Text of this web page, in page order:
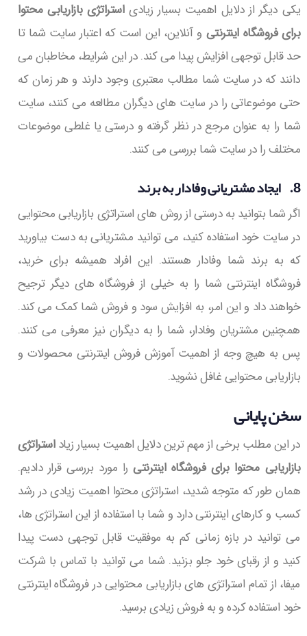
یکی دیگر از دلایل اهمیت بسیار زیادیاستراتژی بازاریابی محتوا
برای فروشگاه اینترنتی و آنلاین، این است که اعتبار سایت شما تا
حد قابل توجهی افزایش پیدا می کند. در این شرایط، مخاطبان می
دانند که در سایت شما مطالب معتبری وجود دارند و هر زمان که
حتی موضوعاتی را در سایت های دیگران مطالعه می کنند، سایت
شما را به عنوان مرجع در نظر گرفته و درستی یا غلطی موضوعات
مختلف را در سایت شما بررسی می کنند.
8. ایجاد مشتریانی وفادار به برند
اگر شما بتوانید به درستی از روش های استراتژی بازاریابی محتوایی
در سایت خود استفاده کنید، می توانید مشتریانی به دست بیاورید
که به برند شما وفادار هستند. این افراد همیشه برای خرید،
فروشگاه اینترنتی شما را به خیلی از فروشگاه های دیگر ترجیح
خواهند داد و این امر، به افزایش سود و فروش شما کمک می کند.
همچنین مشتریان وفادار، شما را به دیگران نیز معرفی می کنند.
پس به هیچ وجه از اهمیت آموزش فروش اینترنتی محصولات و
بازاریابی محتوایی غافل نشوید.
سخن پایانی
در این مطلب برخی از مهم ترین دلایل اهمیت بسیار زیاداستراتژی
بازاریابی محتوا برای فروشگاه اینترنتیرا مورد بررسی قرار دادیم.
همان طور که متوجه شدید، استراتژی محتوا اهمیت زیادی در رشد
کسب و کارهای اینترنتی دارد و شما با استفاده از این استراتژی ها،
می توانید در بازه زمانی کم به موفقیت قابل توجهی دست پیدا
کنید و از رقبای خود جلو بزنید. شما می توانید با تماس با شرکت
میفا، از تمام استراتژی های بازاریابی محتوایی در فروشگاه اینترنتی
خود استفاده کرده و به فروش زیادی برسید.